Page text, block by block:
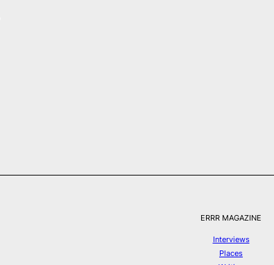
ERRR MAGAZINE
Interviews
Places